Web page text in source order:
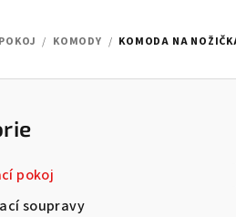
/ KOMODY / KOMODA NA
pokoj
soupravy